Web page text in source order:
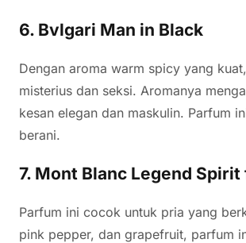
6. Bvlgari Man in Black
Dengan aroma warm spicy yang
misterius dan seksi. Aromanya
kesan elegan dan maskulin. Parfum
berani.
7. Mont Blanc Legend Spirit
Parfum ini cocok untuk pria yang
pink pepper, dan grapefruit, parfum